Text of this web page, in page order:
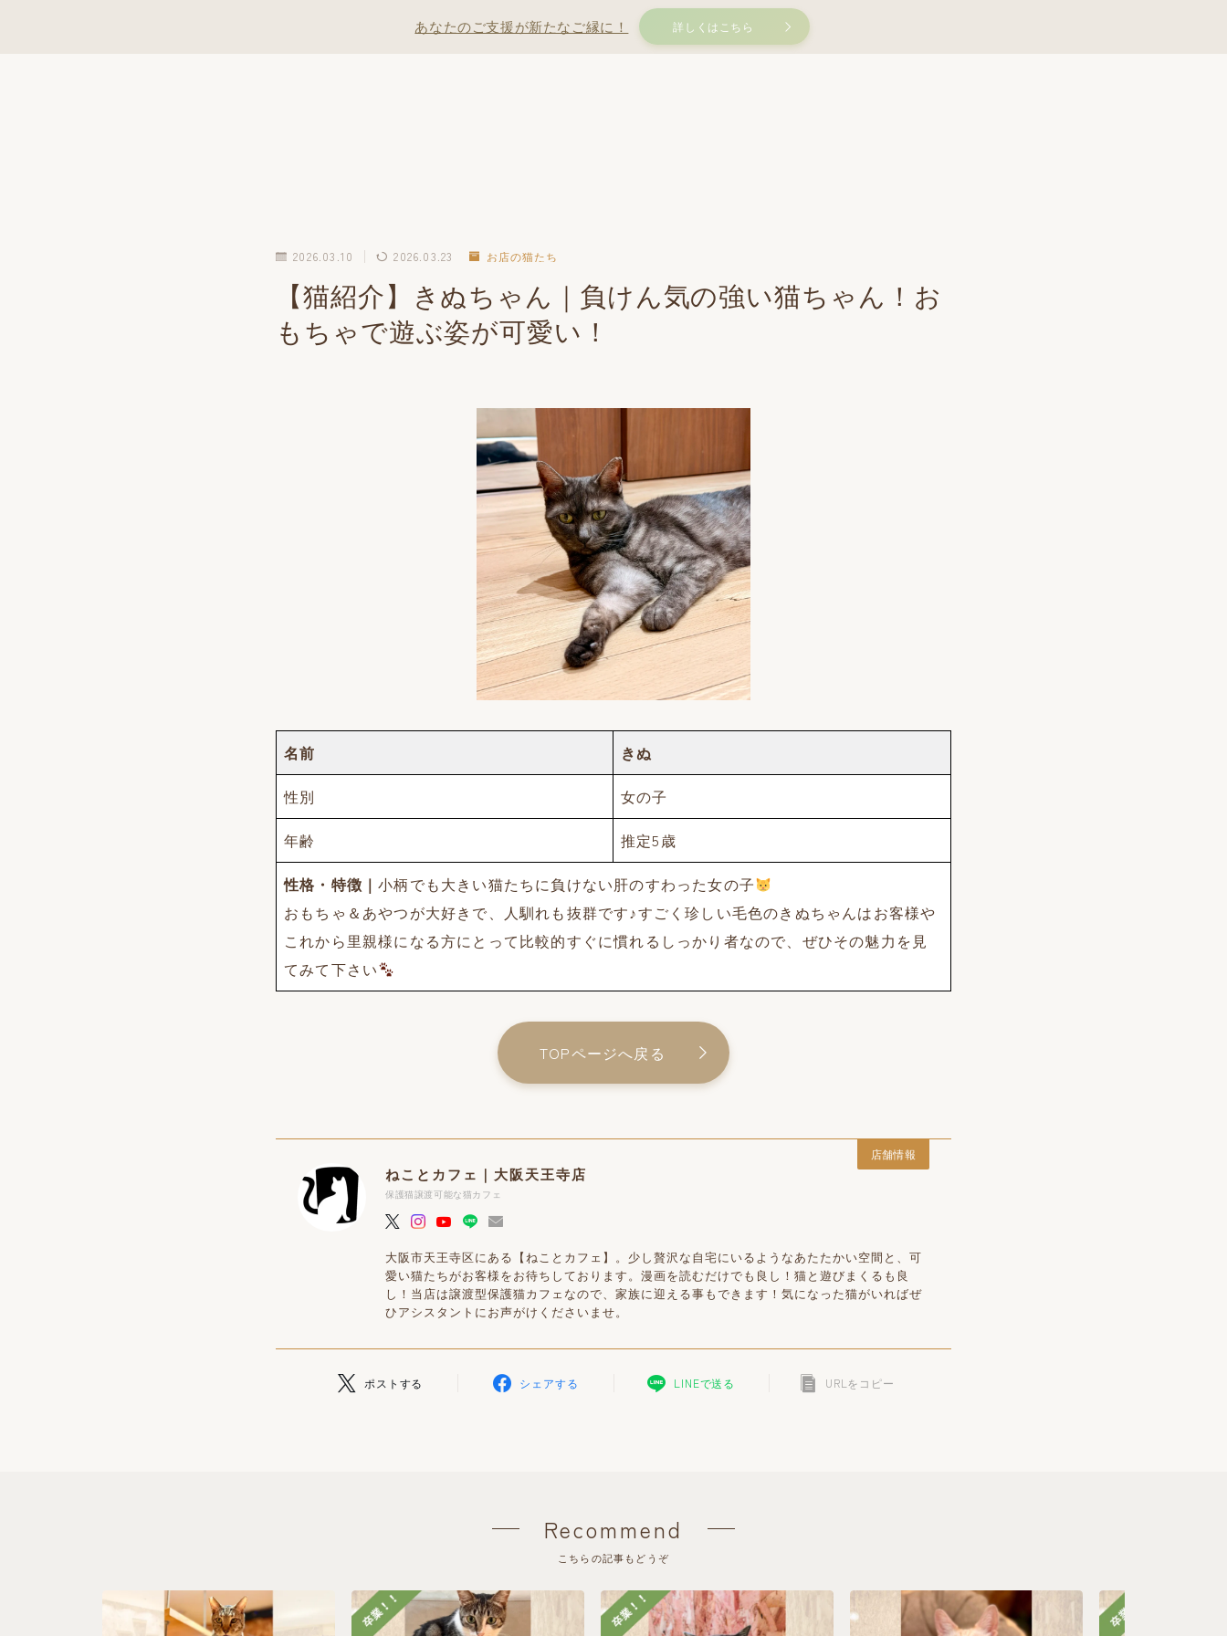
あなたのご支援が新たなご縁に！ 詳しくはこちら
2026.03.10 2026.03.23 お店の猫たち
【猫紹介】きぬちゃん｜負けん気の強い猫ちゃん！お
もちゃで遊ぶ姿が可愛い！
名前
きぬ
性別
女の子
年齢
推定5歳
性格・特徴｜小柄でも大きい猫たちに負けない肝のすわった女の子
おもちゃ＆あやつが大好きで、人馴れも抜群です♪すごく珍しい毛色のきぬちゃんはお客様や
これから里親様になる方にとって比較的すぐに慣れるしっかり者なので、ぜひその魅力を見
てみて下さい
TOPページへ戻る
店舗情報
ねことカフェ｜大阪天王寺店
保護猫譲渡可能な猫カフェ
大阪市天王寺区にある【ねことカフェ】。少し贅沢な自宅にいるようなあたたかい空間と、可
愛い猫たちがお客様をお待ちしております。漫画を読むだけでも良し！猫と遊びまくるも良
し！当店は譲渡型保護猫カフェなので、家族に迎える事もできます！気になった猫がいればぜ
ひアシスタントにお声がけくださいませ。
ポストする シェアする LINEで送る URLをコピー
Recommend
こちらの記事もどうぞ